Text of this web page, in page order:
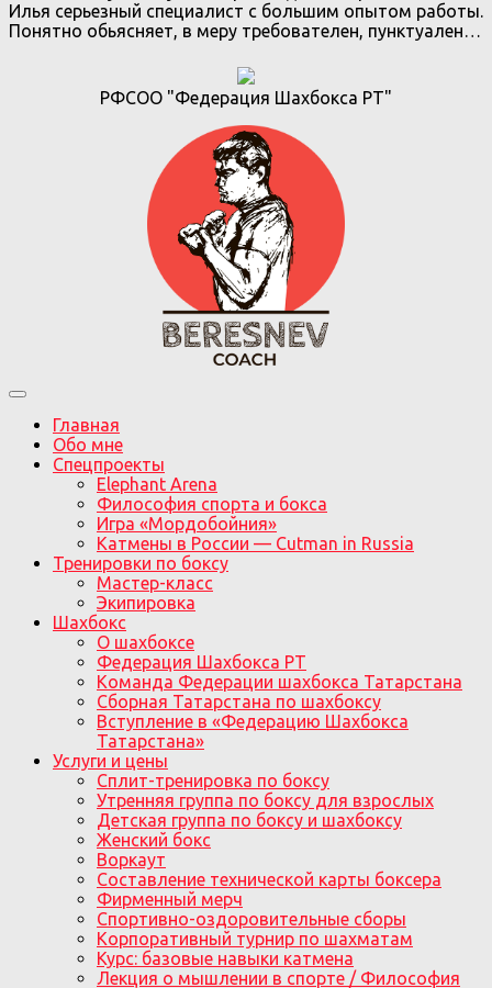
Илья серьезный специалист с большим опытом работы.
Понятно обьясняет, в меру требователен, пунктуален…
РФСОО "Федерация Шахбокса РТ"
Главная
Обо мне
Спецпроекты
Elephant Arena
Философия спорта и бокса
Игра «Мордобойния»
Катмены в России — Cutman in Russia
Тренировки по боксу
Мастер-класс
Экипировка
Шахбокс
О шахбоксе
Федерация Шахбокса РТ
Команда Федерации шахбокса Татарстана
Сборная Татарстана по шахбоксу
Вступление в «Федерацию Шахбокса
Татарстана»
Услуги и цены
Сплит-тренировка по боксу
Утренняя группа по боксу для взрослых
Детская группа по боксу и шахбоксу
Женский бокс
Воркаут
Составление технической карты боксера
Фирменный мерч
Спортивно-оздоровительные сборы
Корпоративный турнир по шахматам
Курс: базовые навыки катмена
Лекция о мышлении в спорте / Философия